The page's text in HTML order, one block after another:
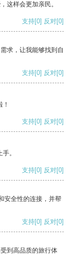
这样会更加亲民。
支持[0] 反对[0]
求，让我能够找到自
支持[0] 反对[0]
支持[0] 反对[0]
。
支持[0] 反对[0]
安全性的连接，并帮
支持[0] 反对[0]
到高品质的旅行体